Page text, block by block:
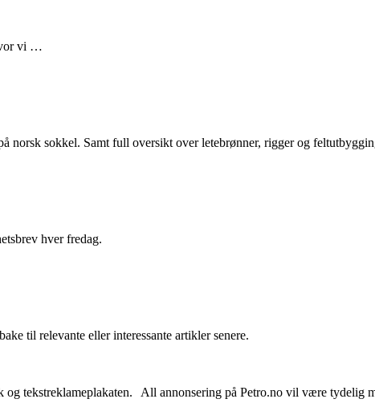
vi …
norsk sokkel. Samt full oversikt over letebrønner, rigger og
hver fredag.
til relevante eller interessante artikler senere.
og tekstreklameplakaten. All annonsering på Petro.no vil være tydelig